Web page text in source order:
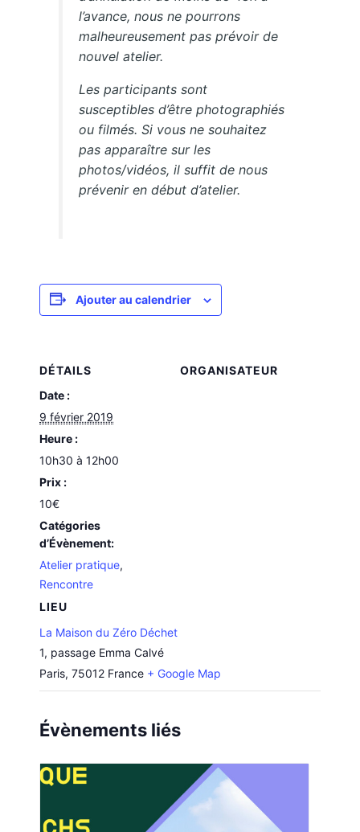
l’avance, nous ne pourrons
malheureusement pas prévoir de
nouvel atelier.
Les participants sont
susceptibles d’être photographiés
ou filmés. Si vous ne souhaitez
pas apparaître sur les
photos/vidéos, il suffit de nous
prévenir en début d’atelier.
Ajouter au calendrier
DÉTAILS
Date :
9 février 2019
Heure :
10h30 à 12h00
Prix :
10€
Catégories
d’Évènement:
Atelier pratique,
Rencontre
LIEU
La Maison du Zéro Déchet
1, passage Emma Calvé
Paris, 75012 France + Google Map
ORGANISATEUR
Évènements liés